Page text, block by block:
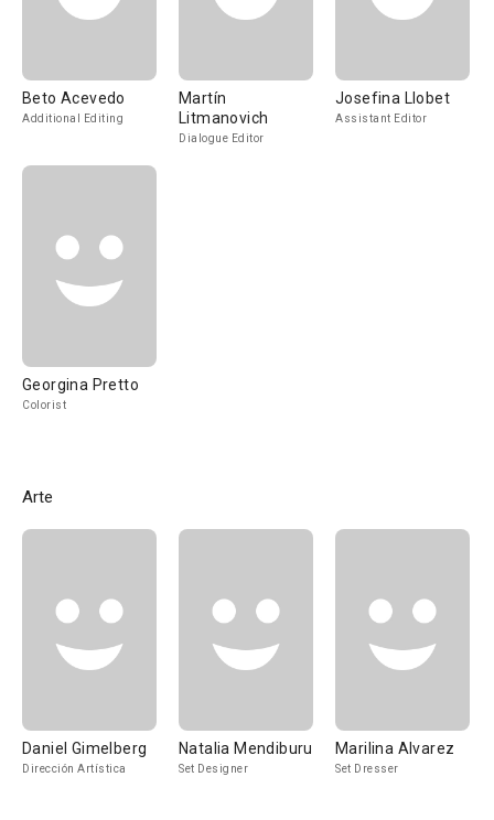
Beto Acevedo
Additional Editing
Martín
Litmanovich
Dialogue Editor
Josefina Llobet
Assistant Editor
Georgina Pretto
Colorist
Arte
Daniel Gimelberg
Dirección Artística
Natalia Mendiburu
Set Designer
Marilina Alvarez
Set Dresser